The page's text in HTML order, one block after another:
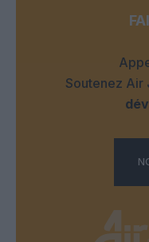
Soutenez Air